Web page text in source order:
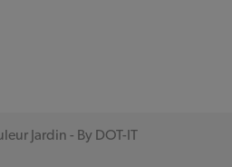
Jardin - By DOT-IT